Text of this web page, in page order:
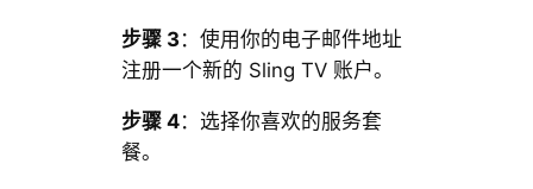
步骤 3：使用你的电子邮件地址
注册一个新的 Sling TV 账户。
步骤 4：选择你喜欢的服务套
餐。